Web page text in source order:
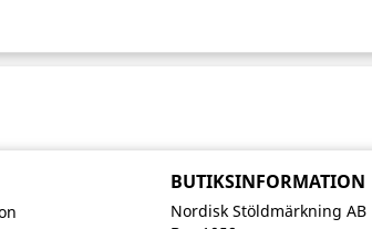
BUTIKSINFORMATION
Nordisk Stöldmärkning AB